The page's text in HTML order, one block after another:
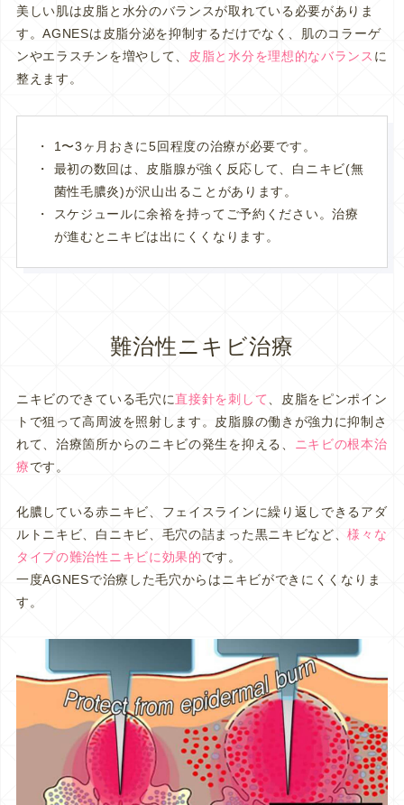
美しい肌は皮脂と水分のバランスが取れている必要がありま
す。AGNESは皮脂分泌を抑制するだけでなく、肌のコラーゲ
ンやエラスチンを増やして、
皮脂と水分を理想的なバランス に
整えます。
1〜3ヶ月おきに5回程度の治療が必要です。
最初の数回は、皮脂腺が強く反応して、白ニキビ(無
菌性毛膿炎)が沢山出ることがあります。
スケジュールに余裕を持ってご予約ください。治療
が進むとニキビは出にくくなります。
難治性ニキビ治療
ニキビのできている毛穴に直接針を刺して
、皮脂をピンポイン
トで狙って高周波を照射します。皮脂腺の働きが強力に抑制さ
れて、治療箇所からのニキビの発生を抑える、
ニキビの根本治
療です。
化膿している赤ニキビ、フェイスラインに繰り返しできるアダ
ルトニキビ、白ニキビ、毛穴の詰まった黒ニキビなど、様々な
タイプの難治性ニキビに効果的です。
一度AGNESで治療した毛穴からはニキビができにくくなりま
す。